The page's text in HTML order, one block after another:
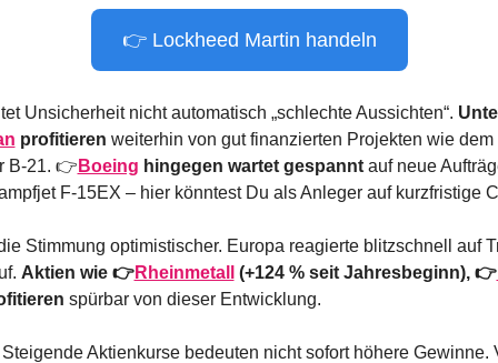
👉 Lockheed Martin handeln
Unsicherheit nicht automatisch „schlechte Aussichten“.
profitieren weiterhin von gut finanzierten Projekten wie dem
B-21. 👉 Boeing hingegen wartet gespannt auf neue
F-15EX – hier könntest Du als Anleger auf kurzfristige
Stimmung optimistischer. Europa reagierte blitzschnell auf
Aktien wie 👉Rheinmetall (+124 % seit Jahresbeginn), 👉
spürbar von dieser Entwicklung.
Aktienkurse bedeuten nicht sofort höhere Gewinne.